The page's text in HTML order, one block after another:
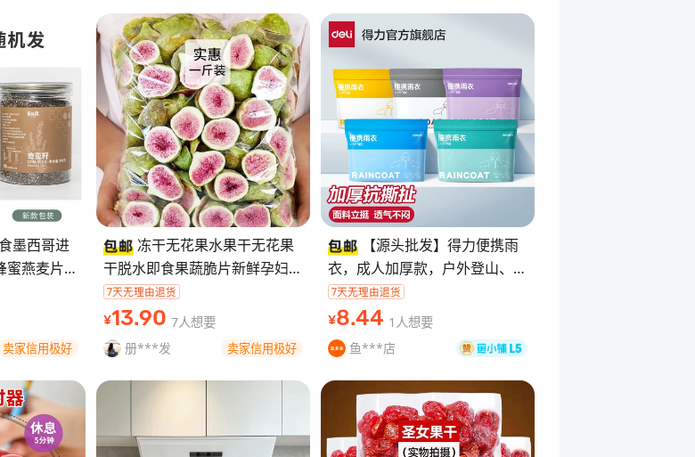
墨西哥进
蜜燕麦片饱
卖家信用极好
冻干无花果水果干无花果
干脱水即食果蔬脆片新鲜孕妇零
食50g- 【温馨提示】
↓↓↓↓↓↓↓↓↓↓↓↓↓↓
【质量保障】：
¥13.90 7人想要
册***发
卖家信用极好
【源头批发】得力便携雨
衣，成人加厚款，户外登山、徒
步、露营都 能用。长款全身防
暴雨，带大帽子，结实抗撕拉，
面料透气不闷，
¥8.44 1人想要
鱼***店